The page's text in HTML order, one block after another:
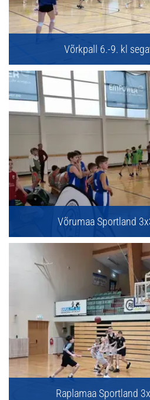
Võrkpall 6.-9. kl
Võrumaa Sportland
Raplamaa Sportland